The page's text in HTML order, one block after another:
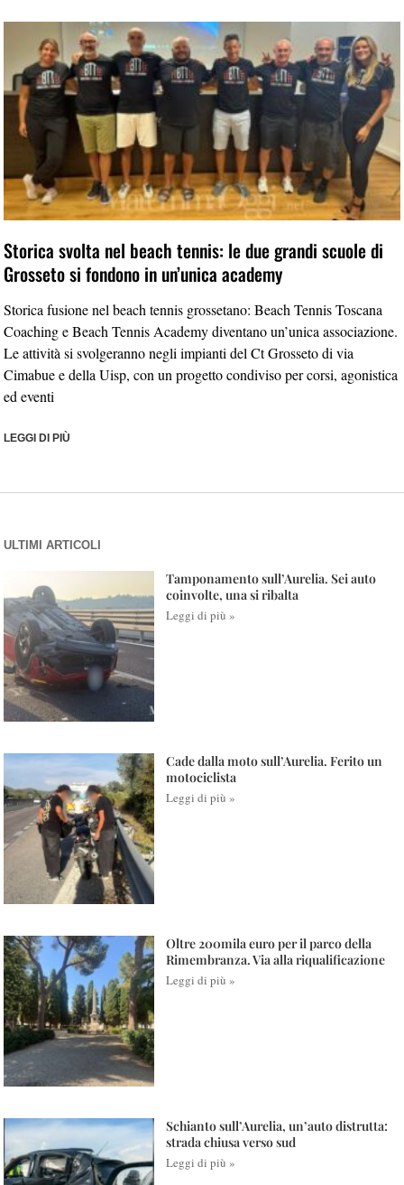
Storica svolta nel beach tennis: le due grandi scuole di
Grosseto si fondono in un’unica academy
Storica fusione nel beach tennis grossetano: Beach Tennis Toscana
Coaching e Beach Tennis Academy diventano un’unica associazione.
Le attività si svolgeranno negli impianti del Ct Grosseto di via
Cimabue e della Uisp, con un progetto condiviso per corsi, agonistica
ed eventi
LEGGI DI PIÙ
ULTIMI ARTICOLI
Tamponamento sull’Aurelia. Sei auto
coinvolte, una si ribalta
Leggi di più »
Cade dalla moto sull’Aurelia. Ferito un
motociclista
Leggi di più »
Oltre 200mila euro per il parco della
Rimembranza. Via alla riqualificazione
Leggi di più »
Schianto sull’Aurelia, un’auto distrutta:
strada chiusa verso sud
Leggi di più »